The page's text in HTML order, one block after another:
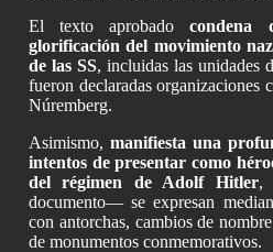
El texto aprobadocondena
glorificación del movimiento
de las SS, incluidas las unidades
fueron declaradas organizaciones
Núremberg.
Asimismo, manifiesta una
intentos de presentar como
del régimen de Adolf Hitler,
documento— se expresan
con antorchas, cambios de
de monumentos conmemorativos.